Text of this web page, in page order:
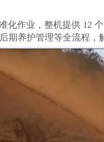
作业，整机提供 12 个
期养护管理等全流程，